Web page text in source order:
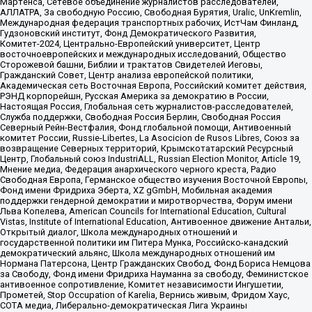
АЛЛАТРА, За свободную Россию, Свободная Бурятия, Uralic, UnKremlin,
Международная федерация транспортных рабочих, ИстЧам Финланд,
Гудзоновский институт, Фонд Демократического Развития,
Комитет-2024, Центрально-Европейский университет, Центр
восточноевропейских и международных исследований, Общество
Сторожевой башни, Библии и трактатов Свидетелей Иеговы,
Гражданский Совет, Центр анализа европейской политики,
Академическая сеть Восточная Европа, Российский комитет действия,
РЭНД корпорейшн, Русская Америка за демократию в России,
Настоящая Россия, Глобальная сеть журналистов-расследователей,
Служба поддержки, Свободная Россия Берлин, Свободная Россия
Северный Рейн-Вестфалия, Фонд глобальной помощи, Антивоенный
комитет России, Russie-Libertes, La Asocicion de Rusos Libres, Союз за
возвращение Северных территорий, Крымскотатарский Ресурсный
Центр, Глобальный союз IndustriALL, Russian Election Monitor, Article 19,
Мнение медиа, Федерация анархического черного креста, Радио
Свободная Европа, Германское общество изучения Восточной Европы,
Фонд имени Фридриха Эберта, XZ gGmbH, Мобильная академия
поддержки гендерной демократии и миротворчества, Форум имени
Льва Копелева, American Councils for International Education, Cultural
Vistas, Institute of International Education, Антивоенное движение Антальи,
Открытый диалог, Школа международных отношений и
государственной политики им Питера Мунка, Российско-канадский
демократический альянс, Школа международных отношений им
Нормана Патерсона, Центр Гражданских Свобод, Фонд Бориса Немцова
за Свободу, Фонд имени Фридриха Науманна за свободу, Феминистское
антивоенное сопротивление, Комитет независимости Ингушетии,
Прометей, Stop Occupation of Karelia, Вернись живым, Фридом Хаус,
СОТА медиа, Либерально-демократическая Лига Украины